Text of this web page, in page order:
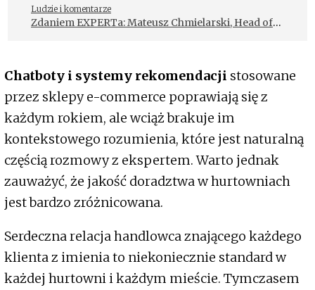
Ludzie i komentarze
Zdaniem EXPERTa: Mateusz Chmielarski, Head of
Chatboty i systemy rekomendacji stosowane
przez sklepy e-commerce poprawiają się z
każdym rokiem, ale wciąż brakuje im
kontekstowego rozumienia, które jest naturalną
częścią rozmowy z ekspertem. Warto jednak
zauważyć, że jakość doradztwa w hurtowniach
jest bardzo zróżnicowana.
Serdeczna relacja handlowca znającego każdego
klienta z imienia to niekoniecznie standard w
każdej hurtowni i każdym mieście. Tymczasem